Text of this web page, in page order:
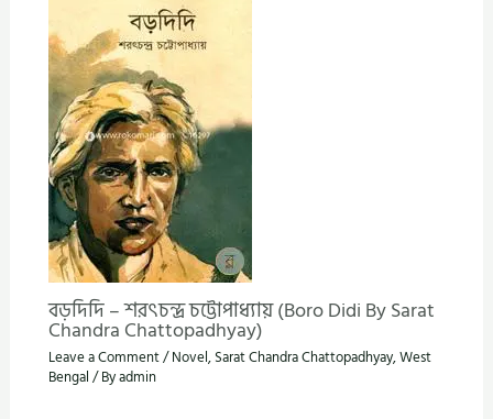
বড়দিদি – শরৎচন্দ্র চট্টোপাধ্যায় (Boro Didi By Sarat
Chandra Chattopadhyay)
Leave a Comment/Novel, Sarat Chandra Chattopadhyay,West
Bengal / Byadmin